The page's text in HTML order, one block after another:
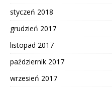
styczeń 2018
grudzień 2017
listopad 2017
październik 2017
wrzesień 2017